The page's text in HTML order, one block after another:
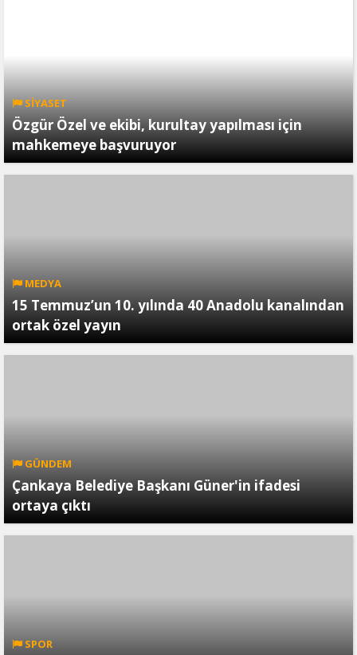
SİYASET
Özgür Özel ve ekibi, kurultay yapılması için
mahkemeye başvuruyor
MEDYA
15 Temmuz’un 10. yılında 40 Anadolu kanalından
ortak özel yayın
GÜNDEM
Çankaya Belediye Başkanı Güner'in ifadesi
ortaya çıktı
SPOR